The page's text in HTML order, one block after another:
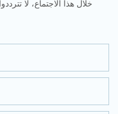
خلال هذا الاجتماع، لا